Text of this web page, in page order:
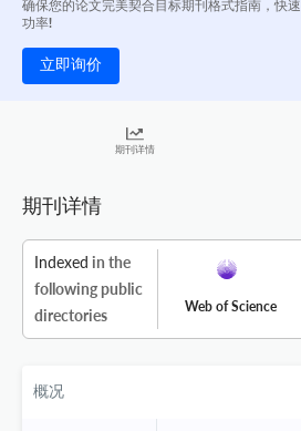
确保您的论文完美契合目标期刊格式指南，快
功率!
立即询价
期刊详情
期刊详情
Indexed in the
following public
directories
Web of Science
概况